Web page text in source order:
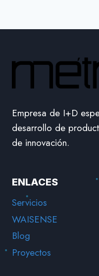
Empresa de I+D
desarrollo de
de innovación.
ENLACES
Servicios
WAISENSE
Blog
Proyectos